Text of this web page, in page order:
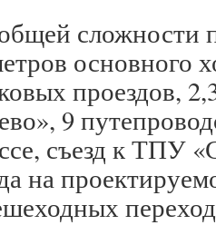
сложности
основного
проездов,
9
съезд к ТПУ
на